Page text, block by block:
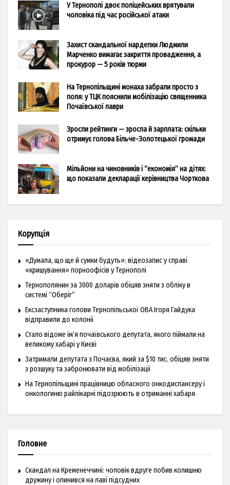
У Тернополі двоє поліцейських врятували
чоловіка під час російської атаки
Захист скандальної нардепки Людмили
Марченко вимагає закриття провадження, а
прокурор — 5 років тюрми
На Тернопільщині монаха забрали просто з
поля: у ТЦК пояснили мобілізацію священника
Почаївської лаври
Зросли рейтинги — зросла й зарплата: скільки
отримує голова Більче-Золотецької громади
Мільйони на чиновників і “економія” на дітях:
що показали декларації керівництва Чорткова
Корупція
«Думала, що ще й сумки будуть»: відеозапис у справі
«кришування» порноофісів у Тернополі
Тернополянин за 3000 доларів обіцяв зняти з обліку в
системі “Оберіг”
Ексзаступника голови Тернопільської ОВА Ігоря Гайдука
відправили до колонії
Стало відоме ім’я почаївського депутата, якого піймали на
великому хабарі у Києві
Затримали депутата з Почаєва, який за $10 тис. обіцяв зняти
з розшуку та забронювати від мобілізації
На Тернопільщині працівницю обласного онкодиспансеру і
онкологиню райлікарні підозрюють в отриманні хабаря
Головне
Скандал на Кременеччині: чоловік вдруге побив колишню
дружину і опинився на лаві підсудних